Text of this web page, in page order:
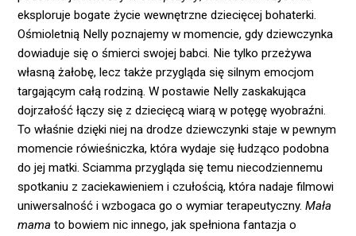
eksploruje bogate życie wewnętrzne dziecięcej bohaterki.
Ośmioletnią Nelly poznajemy w momencie, gdy dziewczynka
dowiaduje się o śmierci swojej babci. Nie tylko przeżywa
własną żałobę, lecz także przygląda się silnym emocjom
targającym całą rodziną. W postawie Nelly zaskakująca
dojrzałość łączy się z dziecięcą wiarą w potęgę wyobraźni.
To właśnie dzięki niej na drodze dziewczynki staje w pewnym
momencie rówieśniczka, która wydaje się łudząco podobna
do jej matki. Sciamma przygląda się temu niecodziennemu
spotkaniu z zaciekawieniem i czułością, która nadaje filmowi
uniwersalność i wzbogaca go o wymiar terapeutyczny.Mała
mama to bowiem nic innego, jak spełniona fantazja o